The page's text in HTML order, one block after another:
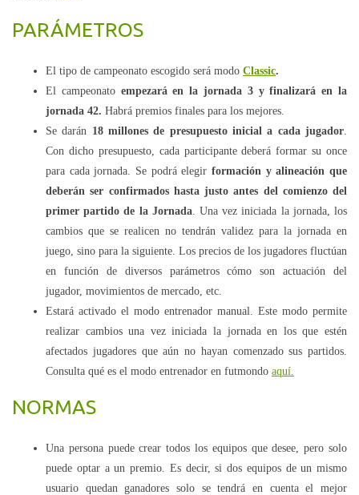
PARÁMETROS
El tipo de campeonato escogido será modo Classic.
El campeonato empezará en la jornada 3 y finalizará en la
jornada 42. Habrá premios finales para los mejores.
Se darán 18 millones de presupuesto inicial a cada jugador
Con dicho presupuesto, cada participante deberá formar su once
para cada jornada. Se podrá elegir formación y alineación que
deberán ser confirmados hasta justo antes del comienzo del
primer partido de la Jornada. Una vez iniciada la jornada, los
cambios que se realicen no tendrán validez para la jornada en
juego, sino para la siguiente. Los precios de los jugadores fluctúan
en función de diversos parámetros cómo son actuación del
jugador, movimientos de mercado, etc.
Estará activado el modo entrenador manual. Este modo permite
realizar cambios una vez iniciada la jornada en los que estén
afectados jugadores que aún no hayan comenzado sus partidos.
Consulta qué es el modo entrenador en futmondo aquí.
NORMAS
Una persona puede crear todos los equipos que desee, pero solo
puede optar a un premio. Es decir, si dos equipos de un mismo
usuario quedan ganadores solo se tendrá en cuenta el mejor